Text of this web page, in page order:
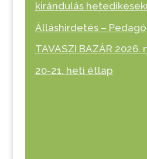
kirándulás
Álláshirdetés –
TAVASZI BAZÁR 2026.
20-21. heti étlap